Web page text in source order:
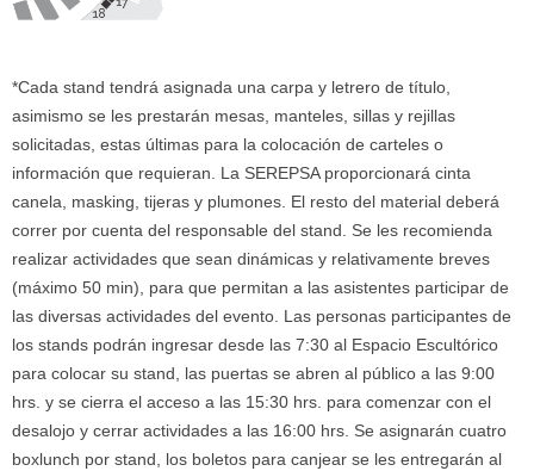
*Cada stand tendrá asignada una carpa y letrero de título,
asimismo se les prestarán mesas, manteles, sillas y rejillas
solicitadas, estas últimas para la colocación de carteles o
información que requieran. La SEREPSA proporcionará cinta
canela, masking, tijeras y plumones. El resto del material deberá
correr por cuenta del responsable del stand. Se les recomienda
realizar actividades que sean dinámicas y relativamente breves
(máximo 50 min), para que permitan a las asistentes participar de
las diversas actividades del evento. Las personas participantes de
los stands podrán ingresar desde las 7:30 al Espacio Escultórico
para colocar su stand, las puertas se abren al público a las 9:00
hrs. y se cierra el acceso a las 15:30 hrs. para comenzar con el
desalojo y cerrar actividades a las 16:00 hrs. Se asignarán cuatro
boxlunch por stand, los boletos para canjear se les entregarán al